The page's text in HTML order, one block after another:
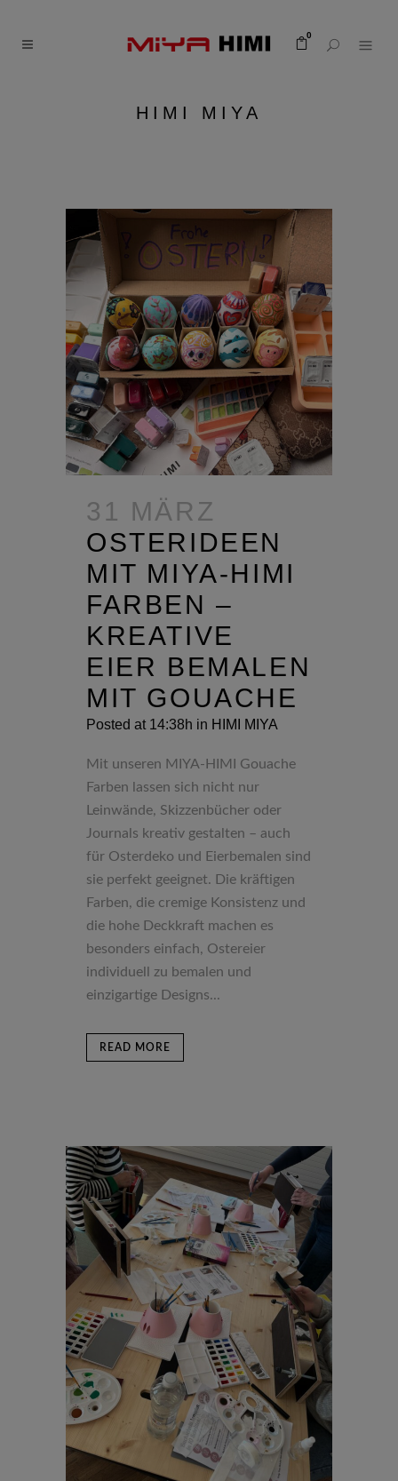
0
HIMI MIYA
31 MÄRZ
OSTERIDEEN
MIT MIYA-HIMI
FARBEN –
KREATIVE
EIER BEMALEN
MIT GOUACHE
Posted at 14:38h in HIMI MIYA
Mit unseren MIYA-HIMI Gouache
Farben lassen sich nicht nur
Leinwände, Skizzenbücher oder
Journals kreativ gestalten – auch
für Osterdeko und Eierbemalen sind
sie perfekt geeignet. Die kräftigen
Farben, die cremige Konsistenz und
die hohe Deckkraft machen es
besonders einfach, Ostereier
individuell zu bemalen und
einzigartige Designs...
READ MORE